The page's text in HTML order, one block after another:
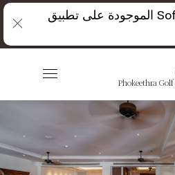
Phokeethra Golf
أفضل خدمات Sofitel الموجودة على تطبيق